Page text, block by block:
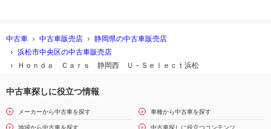
中古車 中古車販売店
静岡県の中古車販売店
浜松市中央区の中古車販売店
Ｈｏｎｄａ Ｃａｒｓ 静岡西 Ｕ－Ｓｅｌｅｃｔ浜松
中古車探しに役立つ情報
メーカーから中古車を探す 車種から中古車を探す
地域から中古車を探す 中古車探しに役立つコンテンツ